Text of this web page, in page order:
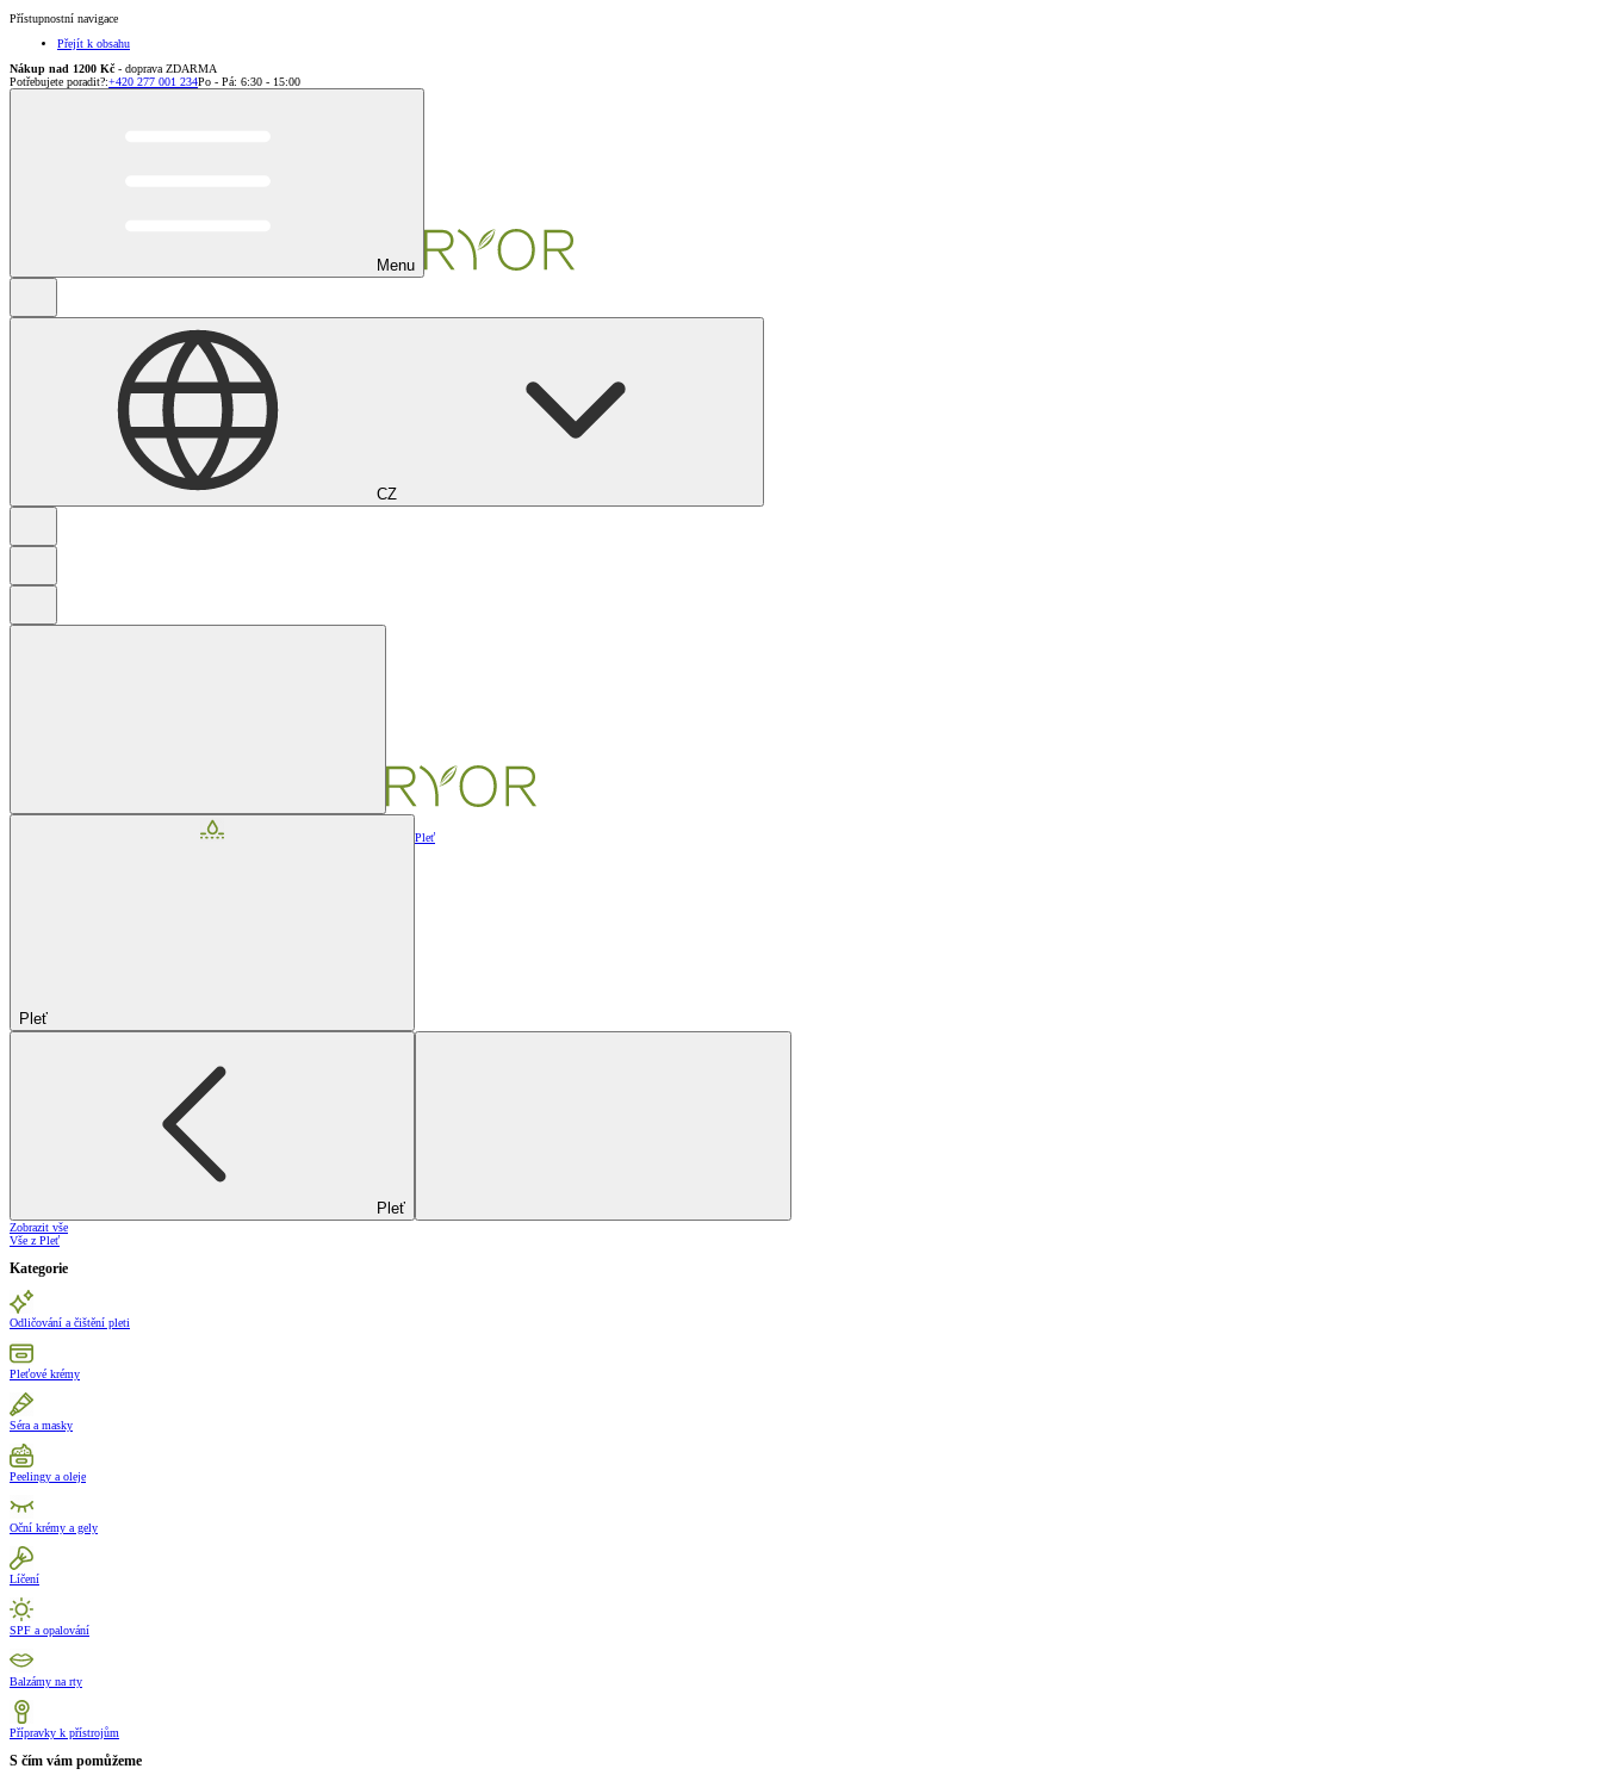
Přístupnostní navigace
Přejít k obsahu
Nákup nad 1200 Kč - doprava ZDARMA
Potřebujete poradit?:+420 277 001 234Po - Pá: 6:30 - 15:00
Menu
CZ
Pleť
Pleť
Pleť
Zobrazit vše
Vše z Pleť
Kategorie
Odličování a čištění pleti
Pleťové krémy
Séra a masky
Peelingy a oleje
Oční krémy a gely
Líčení
SPF a opalování
Balzámy na rty
Přípravky k přístrojům
S čím vám pomůžeme